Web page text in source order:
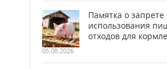
Памятка о запрете
использования
отходов для
05.08.2026